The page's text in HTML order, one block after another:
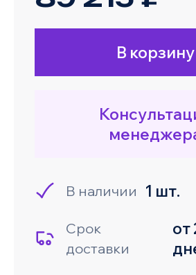
В корзину
В наличии 1 шт.
Срок
доставки
от